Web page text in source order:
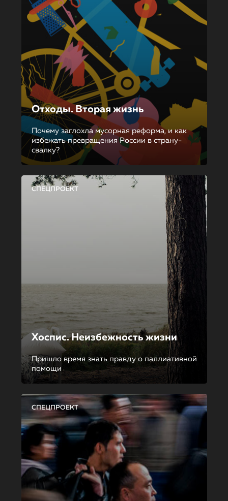
Отходы. Вторая жизнь
Почему заглохла мусорная реформа, и как
избежать превращения России в страну-
свалку?
СПЕЦПРОЕКТ
Хоспис. Неизбежность жизни
Пришло время знать правду о паллиативной
помощи
СПЕЦПРОЕКТ